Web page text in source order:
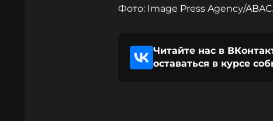
Фото: Image Press Agency/
Читайте нас в
оставаться в курсе